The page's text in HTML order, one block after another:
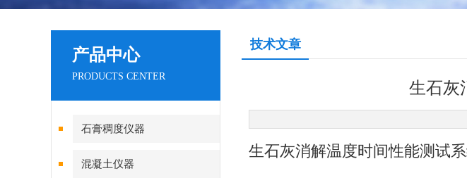
产品中心
PRODUCTS CENTER
石膏稠度仪器
混凝土仪器
技术文章
生石灰
生石灰消解温度时间性能测试